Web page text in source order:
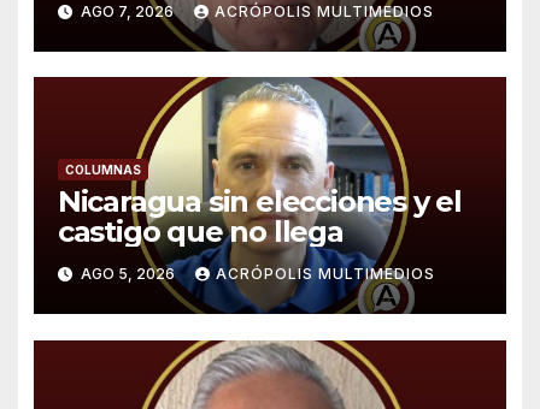
AGO 7, 2026 ACRÓPOLIS MULTIMEDIOS
COLUMNAS
Nicaragua sin elecciones y el
castigo que no llega
AGO 5, 2026 ACRÓPOLIS MULTIMEDIOS